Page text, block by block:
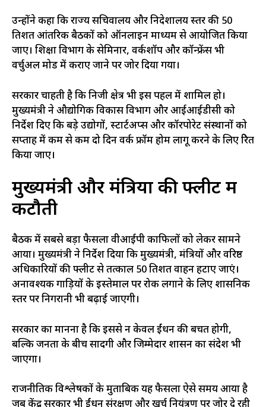
उन्होंने कहा कि राज्य सचिवालय और निदेशालय स्तर की 50
प्रतिशत आंतरिक बैठकों को ऑनलाइन माध्यम से आयोजित किया
जाए। शिक्षा विभाग के सेमिनार, वर्कशॉप और कॉन्फ्रेंस भी
वर्चुअल मोड में कराए जाने पर जोर दिया गया।
सरकार चाहती है कि निजी क्षेत्र भी इस पहल में शामिल हो।
मुख्यमंत्री ने औद्योगिक विकास विभाग और आईआईडीसी को
निर्देश दिए कि बड़े उद्योगों, स्टार्टअप्स और कॉरपोरेट संस्थानों को
सप्ताह में कम से कम दो दिन वर्क फ्रॉम होम लागू करने के लिए प्रेरित
किया जाए।
मुख्यमंत्री और मंत्रियों की फ्लीट में
कटौती
बैठक में सबसे बड़ा फैसला वीआईपी काफिलों को लेकर सामने
आया। मुख्यमंत्री ने निर्देश दिया कि मुख्यमंत्री, मंत्रियों और वरिष्ठ
अधिकारियों की फ्लीट से तत्काल 50 प्रतिशत वाहन हटाए जाएं।
अनावश्यक गाड़ियों के इस्तेमाल पर रोक लगाने के लिए प्रशासनिक
स्तर पर निगरानी भी बढ़ाई जाएगी।
सरकार का मानना है कि इससे न केवल ईंधन की बचत होगी,
बल्कि जनता के बीच सादगी और जिम्मेदार प्रशासन का संदेश भी
जाएगा।
राजनीतिक विश्लेषकों के मुताबिक यह फैसला ऐसे समय आया है